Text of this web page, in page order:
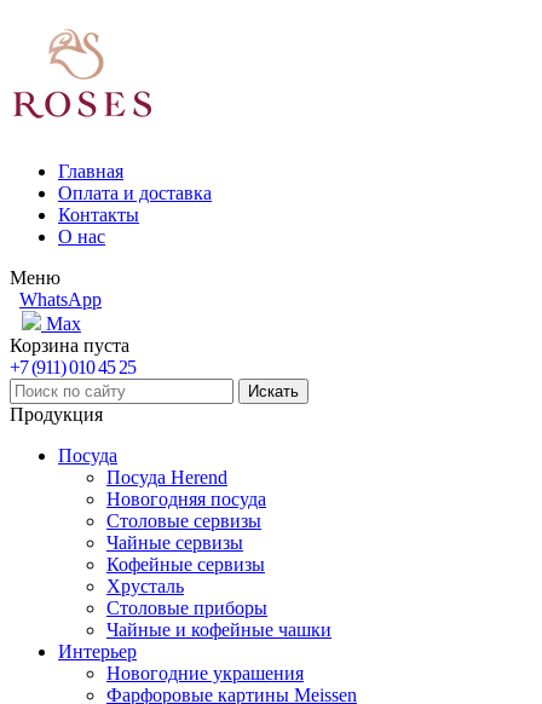
Главная
Оплата и доставка
Контакты
О нас
Меню
WhatsApp
Max
Корзина пуста
+7 (911) 010 45 25
Продукция
Посуда
Посуда Herend
Новогодняя посуда
Столовые сервизы
Чайные сервизы
Кофейные сервизы
Хрусталь
Столовые приборы
Чайные и кофейные чашки
Интерьер
Новогодние украшения
Фарфоровые картины Meissen